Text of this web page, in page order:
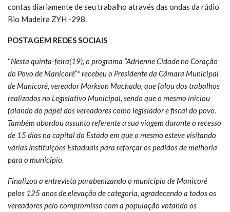
contas diariamente de seu trabalho através das ondas da rádio
Rio Madeira ZYH -298.
POSTAGEM REDES SOCIAIS
“Nesta quinta-feira(19), o programa “Adrienne Cidade no Coração
do Povo de Manicoré”* recebeu o Presidente da Câmara Municipal
de Manicoré, vereador Markson Machado, que falou dos trabalhos
realizados no Legislativo Municipal, sendo que o mesmo iniciou
falando do papel dos vereadores como legislador e fiscal do povo.
Também abordou assunto referente a sua viagem durante o recesso
de 15 dias na capital do Estado em que o mesmo esteve visitando
várias Instituições Estaduais para reforçar os pedidos de melhoria
para o município.
Finalizou a entrevista parabenizando o município de Manicoré
pelos 125 anos de elevação de categoria, agradecendo a todos os
vereadores pelo compromisso com a população votando os